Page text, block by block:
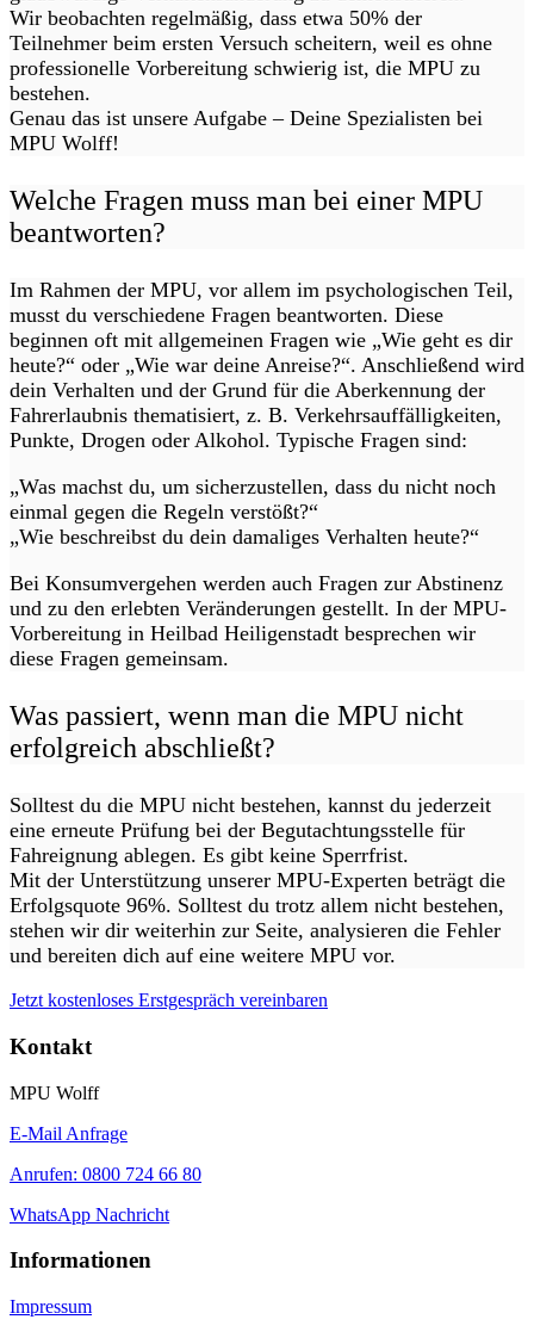
Wir beobachten regelmäßig, dass etwa 50% der
Teilnehmer beim ersten Versuch scheitern, weil es ohne
professionelle Vorbereitung schwierig ist, die MPU zu
bestehen.
Genau das ist unsere Aufgabe – Deine Spezialisten bei
MPU Wolff!
Welche Fragen muss man bei einer MPU
beantworten?
Im Rahmen der MPU, vor allem im psychologischen Teil,
musst du verschiedene Fragen beantworten. Diese
beginnen oft mit allgemeinen Fragen wie „Wie geht es dir
heute?“ oder „Wie war deine Anreise?“. Anschließend wird
dein Verhalten und der Grund für die Aberkennung der
Fahrerlaubnis thematisiert, z. B. Verkehrsauffälligkeiten,
Punkte, Drogen oder Alkohol. Typische Fragen sind:
„Was machst du, um sicherzustellen, dass du nicht noch
einmal gegen die Regeln verstößt?“
„Wie beschreibst du dein damaliges Verhalten heute?“
Bei Konsumvergehen werden auch Fragen zur Abstinenz
und zu den erlebten Veränderungen gestellt. In der MPU-
Vorbereitung in Heilbad Heiligenstadt besprechen wir
diese Fragen gemeinsam.
Was passiert, wenn man die MPU nicht
erfolgreich abschließt?
Solltest du die MPU nicht bestehen, kannst du jederzeit
eine erneute Prüfung bei der Begutachtungsstelle für
Fahreignung ablegen. Es gibt keine Sperrfrist.
Mit der Unterstützung unserer MPU-Experten beträgt die
Erfolgsquote 96%. Solltest du trotz allem nicht bestehen,
stehen wir dir weiterhin zur Seite, analysieren die Fehler
und bereiten dich auf eine weitere MPU vor.
Jetzt kostenloses Erstgespräch vereinbaren
Kontakt
MPU Wolff
E-Mail Anfrage
Anrufen: 0800 724 66 80
WhatsApp Nachricht
Informationen
Impressum